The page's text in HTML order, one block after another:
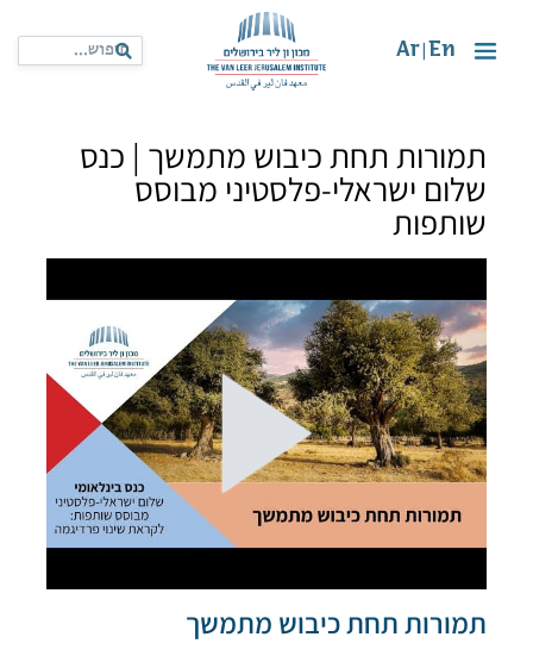
En
Ar
תמורות תחת כיבוש מתמשך | כנס
שלום ישראלי-פלסטיני מבוסס
שותפות
תמורות תחת כיבוש מתמשך